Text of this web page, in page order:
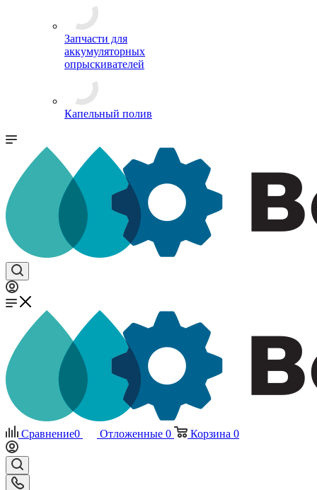
Запчасти для
аккумуляторных
опрыскивателей
Капельный полив
Сравнение0 Отложенные 0 Корзина 0